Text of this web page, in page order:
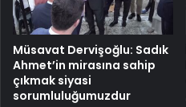
Müsavat Dervişoğlu: Sadık
Ahmet’in mirasına sahip
çıkmak siyasi
sorumluluğumuzdur